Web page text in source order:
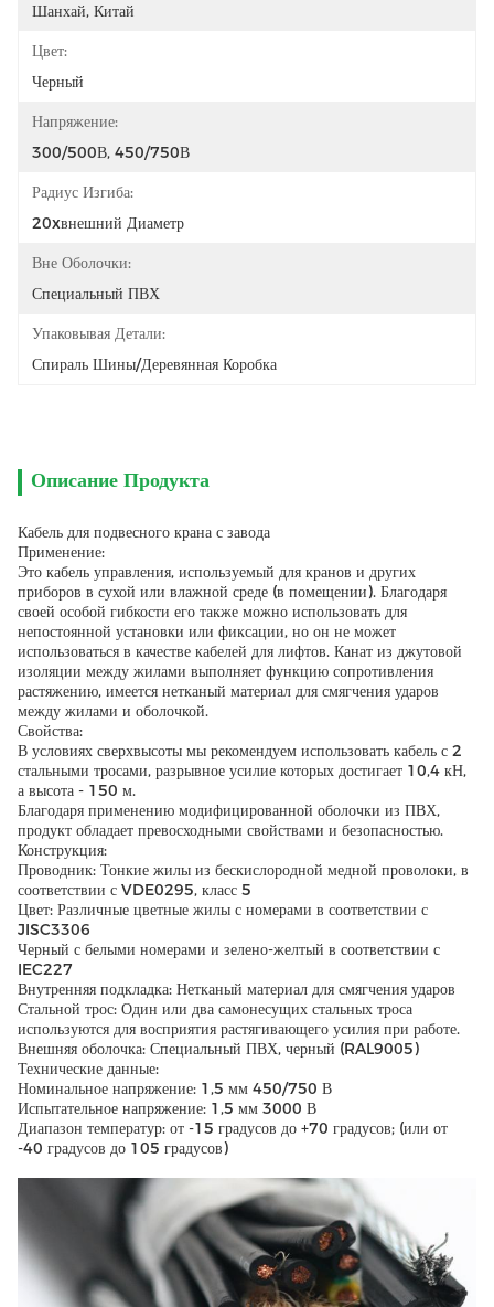
Шанхай, Китай
Цвет:
Черный
Напряжение:
300/500В, 450/750В
Радиус Изгиба:
20xвнешний Диаметр
Вне Оболочки:
Специальный ПВХ
Упаковывая Детали:
Спираль Шины/деревянная Коробка
Описание Продукта
Кабель для подвесного крана с завода
Применение:
Это кабель управления, используемый для кранов и других
приборов в сухой или влажной среде (в помещении). Благодаря
своей особой гибкости его также можно использовать для
непостоянной установки или фиксации, но он не может
использоваться в качестве кабелей для лифтов. Канат из джутовой
изоляции между жилами выполняет функцию сопротивления
растяжению, имеется нетканый материал для смягчения ударов
между жилами и оболочкой.
Свойства:
В условиях сверхвысоты мы рекомендуем использовать кабель с 2
стальными тросами, разрывное усилие которых достигает 10,4 кН,
а высота - 150 м.
Благодаря применению модифицированной оболочки из ПВХ,
продукт обладает превосходными свойствами и безопасностью.
Конструкция:
Проводник: Тонкие жилы из бескислородной медной проволоки, в
соответствии с VDE0295, класс 5
Цвет: Различные цветные жилы с номерами в соответствии с
JISC3306
Черный с белыми номерами и зелено-желтый в соответствии с
IEC227
Внутренняя подкладка: Нетканый материал для смягчения ударов
Стальной трос: Один или два самонесущих стальных троса
используются для восприятия растягивающего усилия при работе.
Внешняя оболочка: Специальный ПВХ, черный (RAL9005)
Технические данные:
Номинальное напряжение: 1,5 мм 450/750 В
Испытательное напряжение: 1,5 мм 3000 В
Диапазон температур: от -15 градусов до +70 градусов; (или от
-40 градусов до 105 градусов)